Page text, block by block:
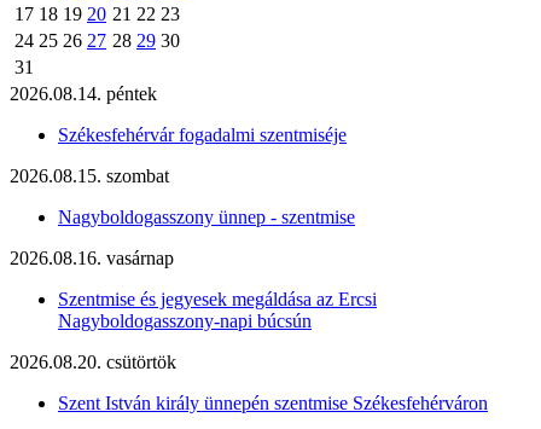
17 18 19 20 21 22 23
24 25 26 27 28 29 30
31
2026.08.14. péntek
Székesfehérvár fogadalmi szentmiséje
2026.08.15. szombat
Nagyboldogasszony ünnep - szentmise
2026.08.16. vasárnap
Szentmise és jegyesek megáldása az Ercsi
Nagyboldogasszony-napi búcsún
2026.08.20. csütörtök
Szent István király ünnepén szentmise Székesfehérváron